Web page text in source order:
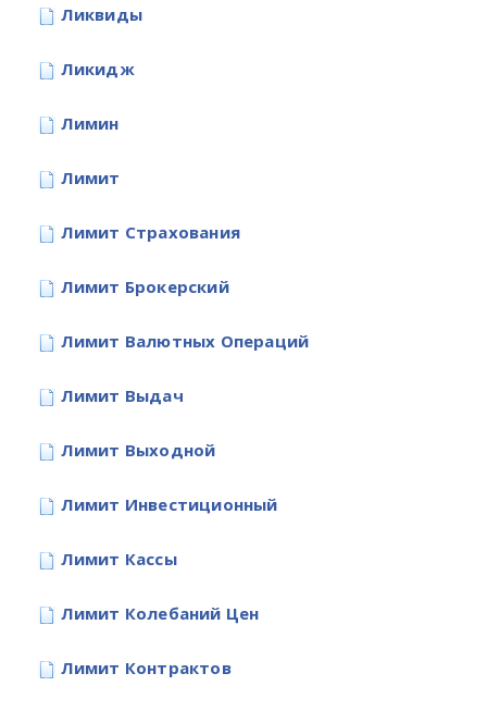
Ликвиды
Ликидж
Лимин
Лимит
Лимит Страхования
Лимит Брокерский
Лимит Валютных Операций
Лимит Выдач
Лимит Выходной
Лимит Инвестиционный
Лимит Кассы
Лимит Колебаний Цен
Лимит Контрактов